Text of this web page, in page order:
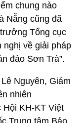
chung nào
Nẵng cũng đã
Tổng cục
nghị về giải pháp
đảo Sơn Trà”.
Nguyên, Giám
nhiên
Hội KH-KT Việt
Trung tâm Bảo